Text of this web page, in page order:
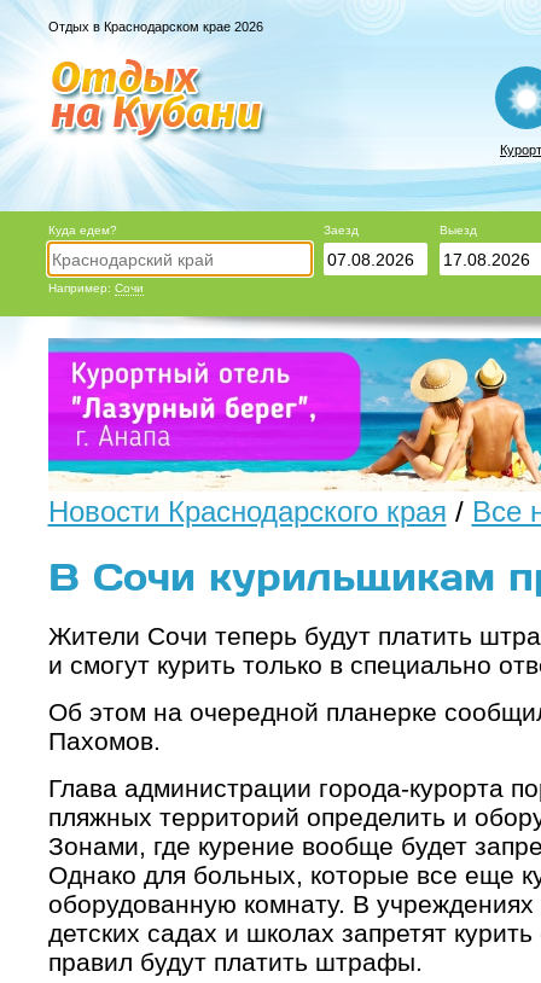
Отдых в Краснодарском крае 2026
Куда едем?
Например: Сочи
Заезд Выезд
Новости Краснодарского края / Все
В Сочи курильщикам
Жители Сочи теперь будут платить
и смогут курить только в специально
Об этом на очередной планерке
Пахомов.
Глава администрации города-курорта
пляжных территорий определить и
Зонами, где курение вообще будет
Однако для больных, которые все еще
оборудованную комнату. В
детских садах и школах запретят
правил будут платить штрафы.